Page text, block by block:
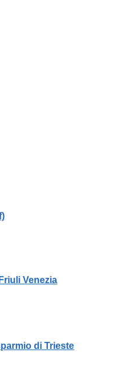
Venezia
di Trieste